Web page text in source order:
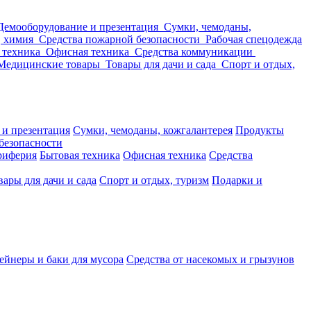
и презентация Сумки, чемоданы,
химия Средства пожарной безопасности Рабочая спецодежда
Офисная техника Средства коммуникации
товары Товары для дачи и сада Спорт и отдых,
презентация Сумки, чемоданы, кожгалантерея Продукты
Бытовая техника Офисная техника Средства
для дачи и сада Спорт и отдых, туризм Подарки и
и баки для мусора Средства от насекомых и грызунов